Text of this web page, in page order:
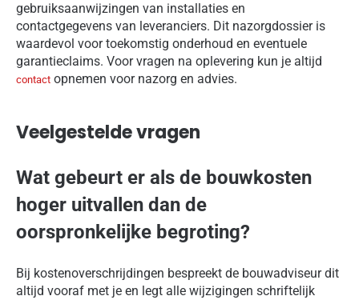
gebruiksaanwijzingen van installaties en
contactgegevens van leveranciers. Dit nazorgdossier is
waardevol voor toekomstig onderhoud en eventuele
garantieclaims. Voor vragen na oplevering kun je altijd
contact opnemen voor nazorg en advies.
Veelgestelde vragen
Wat gebeurt er als de bouwkosten
hoger uitvallen dan de
oorspronkelijke begroting?
Bij kostenoverschrijdingen bespreekt de bouwadviseur dit
altijd vooraf met je en legt alle wijzigingen schriftelijk